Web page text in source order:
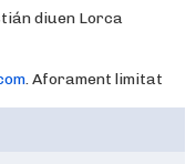
diuen Lorca
. Aforament limitat